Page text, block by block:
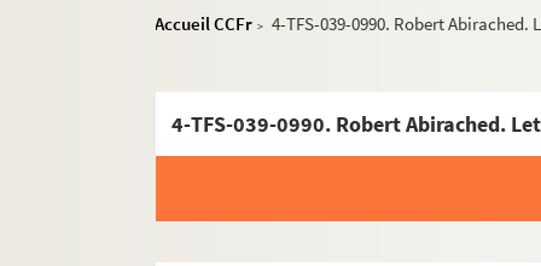
Accueil CCFr > 4-TFS-039-0990. Robert
4-TFS-039-0990. Robert Abirached.